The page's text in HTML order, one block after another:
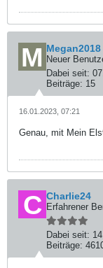
Megan2018
Neuer
Dabei seit:
Beiträge: 15
16.01.2023, 07:21
Genau, mit Mein
Charlie24
Erfahrener
Dabei seit:
Beiträge: